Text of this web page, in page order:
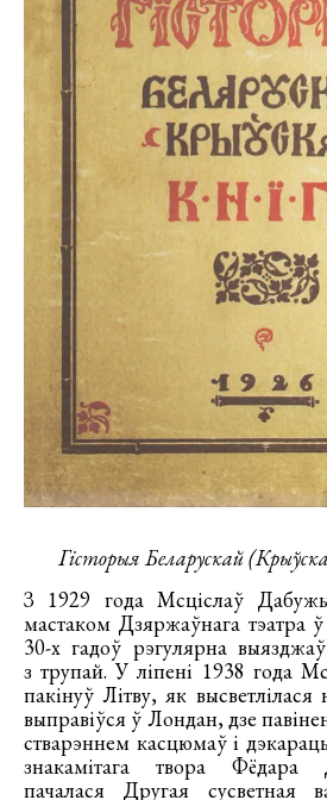
Гісторыя Беларускай
З 1929 года Мсціслаў
мастаком Дзяржаўнага тэатра
30-х гадоў рэгулярна
з трупай. У ліпені 1938 года
пакінуў Літву, як высветлілася
выправіўся ў Лондан, дзе
стварэннем касцюмаў і
знакамітага твора Фёдара
пачалася Другая сусветная